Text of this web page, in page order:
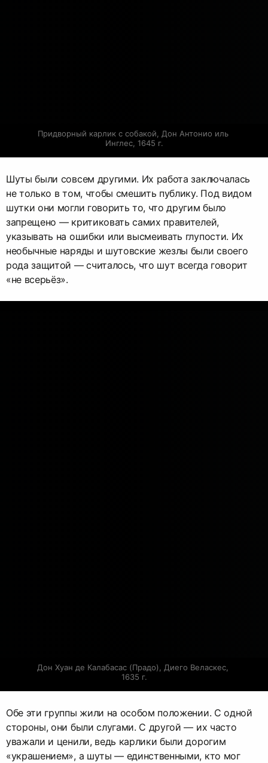
Придворный карлик с собакой, Дон Антонио иль
Инглес, 1645 г.
Шуты были совсем другими. Их работа заключалась
не только в том, чтобы смешить публику. Под видом
шутки они могли говорить то, что другим было
запрещено — критиковать самих правителей,
указывать на ошибки или высмеивать глупости. Их
необычные наряды и шутовские жезлы были своего
рода защитой — считалось, что шут всегда говорит
«не всерьёз».
Дон Хуан де Калабасас (Прадо), Диего Веласкес,
1635 г.
Обе эти группы жили на особом положении. С одной
стороны, они были слугами. С другой — их часто
уважали и ценили, ведь карлики были дорогим
«украшением», а шуты — единственными, кто мог